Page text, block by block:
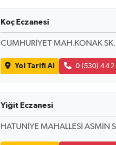
Koç Eczanesi
CUMHURİYET MAH.KONAK
Yol Tarifi Al 0 (530) 442
Yiğit Eczanesi
HATUNİYE MAHALLESİ ASMİN